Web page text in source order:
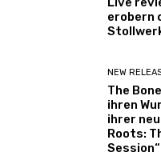
erobern
NEW
The
ihren
ihrer
Roots:
Session“